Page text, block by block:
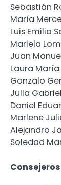
Sebastián
María
Luis Emilio
Mariela
Juan
Laura
Gonzalo
Julia
Daniel
Marlene
Alejandro
Soledad